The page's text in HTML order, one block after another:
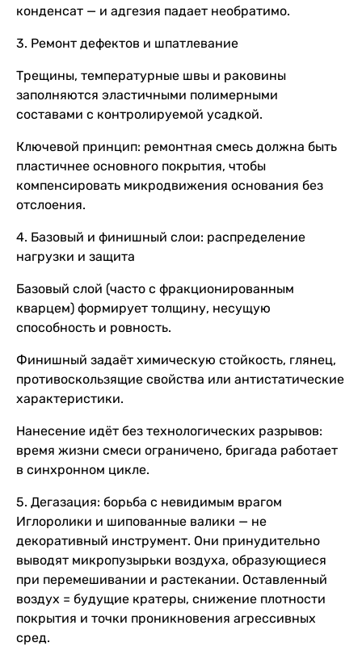
конденсат — и адгезия падает необратимо.
3. Ремонт дефектов и шпатлевание
Трещины, температурные швы и раковины
заполняются эластичными полимерными
составами с контролируемой усадкой.
Ключевой принцип: ремонтная смесь должна быть
пластичнее основного покрытия, чтобы
компенсировать микродвижения основания без
отслоения.
4. Базовый и финишный слои: распределение
нагрузки и защита
Базовый слой (часто с фракционированным
кварцем) формирует толщину, несущую
способность и ровность.
Финишный задаёт химическую стойкость, глянец,
противоскользящие свойства или антистатические
характеристики.
Нанесение идёт без технологических разрывов:
время жизни смеси ограничено, бригада работает
в синхронном цикле.
5. Дегазация: борьба с невидимым врагом
Иглоролики и шипованные валики — не
декоративный инструмент. Они принудительно
выводят микропузырьки воздуха, образующиеся
при перемешивании и растекании. Оставленный
воздух = будущие кратеры, снижение плотности
покрытия и точки проникновения агрессивных
сред.